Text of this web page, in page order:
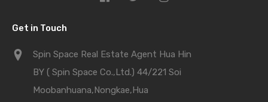
Get in Touch
Spin Space Real Estate Agent Hua Hin
BY ( Spin Space Co.,Ltd.) 44/221 Soi
Moobanhuana,Nongkae,Hua